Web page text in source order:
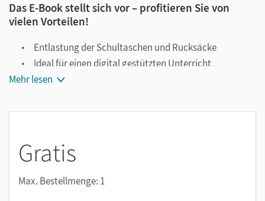
Das E-Book stellt sich vor – profitieren Sie von
vielen Vorteilen!
Entlastung der Schultaschen und Rucksäcke
Ideal für einen digital gestützten Unterricht
Notiz- und Markierungsmöglichkeit
Notizen erstellen
Markierungen setzen
Mehr lesen
Gratis
Max. Bestellmenge: 1